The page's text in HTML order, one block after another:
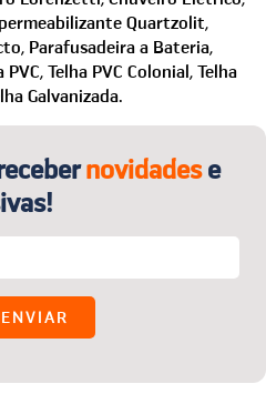
é por nossa conta! Para
e Devoluções”.
Quartzolit,
Parafusadeira a Bateria,
PVC, Telha PVC Colonial, Telha
Galvanizada.
novidadese